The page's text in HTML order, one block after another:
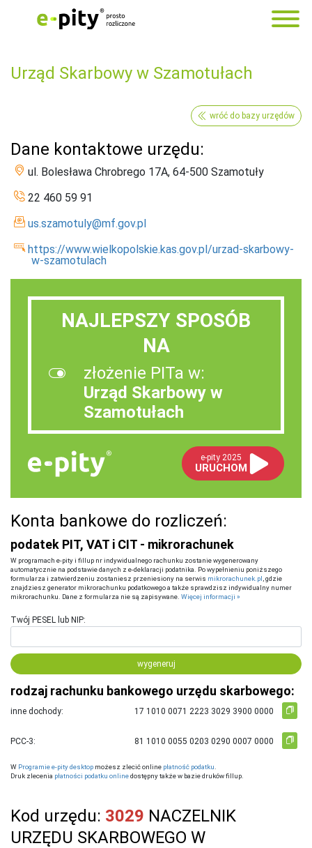
Urząd Skarbowy w Szamotułach
wróć do bazy urzędów
Dane kontaktowe urzędu:
ul. Bolesława Chrobrego 17A, 64-500 Szamotuły
22 460 59 91
us.szamotuly@mf.gov.pl
https://www.wielkopolskie.kas.gov.pl/urzad-skarbowy-
w-szamotulach
NAJLEPSZY SPOSÓB
NA
złożenie PITa w:
Urząd Skarbowy w
Szamotułach
e-pity 2025
URUCHOM
Konta bankowe do rozliczeń:
podatek PIT, VAT i CIT - mikrorachunek
W programach e-pity i fillup nr indywidualnego rachunku zostanie wygenerowany
automatycznie na podstawie danych z e-deklaracji podatnika. Po wypełnieniu poniższego
formularza i zatwierdzeniu zostaniesz przeniesiony na serwis mikrorachunek.pl , gdzie
znajdziesz generator mikrorachunku podatkowego a także sprawdzisz indywidualny numer
mikrorachunku. Dane z formularza nie są zapisywane. Więcej informacji »
Twój PESEL lub NIP:
wygeneruj
rodzaj rachunku bankowego urzędu skarbowego:
inne dochody:
PCC-3:
W Programie e-pity desktop możesz zlecić online płatność podatku
Druk zlecenia płatności podatku onlinedostępny także w bazie druków fillup.
Kod urzędu: 3029 NACZELNIK
URZĘDU SKARBOWEGO W